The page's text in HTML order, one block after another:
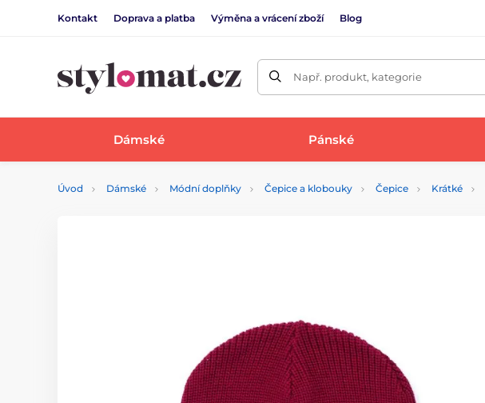
Kontakt Doprava a platba Výměna a vrácení zboží Blog
Např. produkt, kategorie
Dámské Pánské
Úvod Dámské Módní doplňky Čepice a klobouky Čepice Krátké